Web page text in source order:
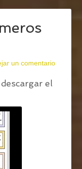
un comentario
el